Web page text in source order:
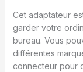
Cet adaptateur
garder votre
bureau. Vous
différentes
connecteur pour